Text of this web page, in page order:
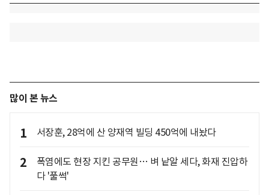
많이 본 뉴스
1 서장훈, 28억에 산 양재역 빌딩 450억에 내놨다
2
폭염에도 현장 지킨 공무원… 벼 낱알 세다, 화재 진압하
다 '풀썩'